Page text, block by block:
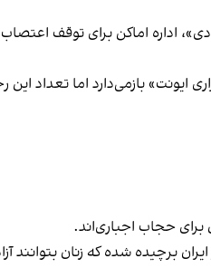
در خیزش «زن، زندگی، آزادی»، اداره اماکن
بازمی‌دارد اما تعداد این
برچیده شده که زنان بتوانند